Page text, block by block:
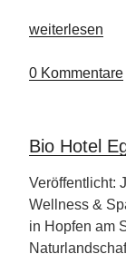
„OCÉANO
Spa
weiterlesen
0 Kommentare
Bio Hotel
Veröffentlicht:
Wellness &
in Hopfen am